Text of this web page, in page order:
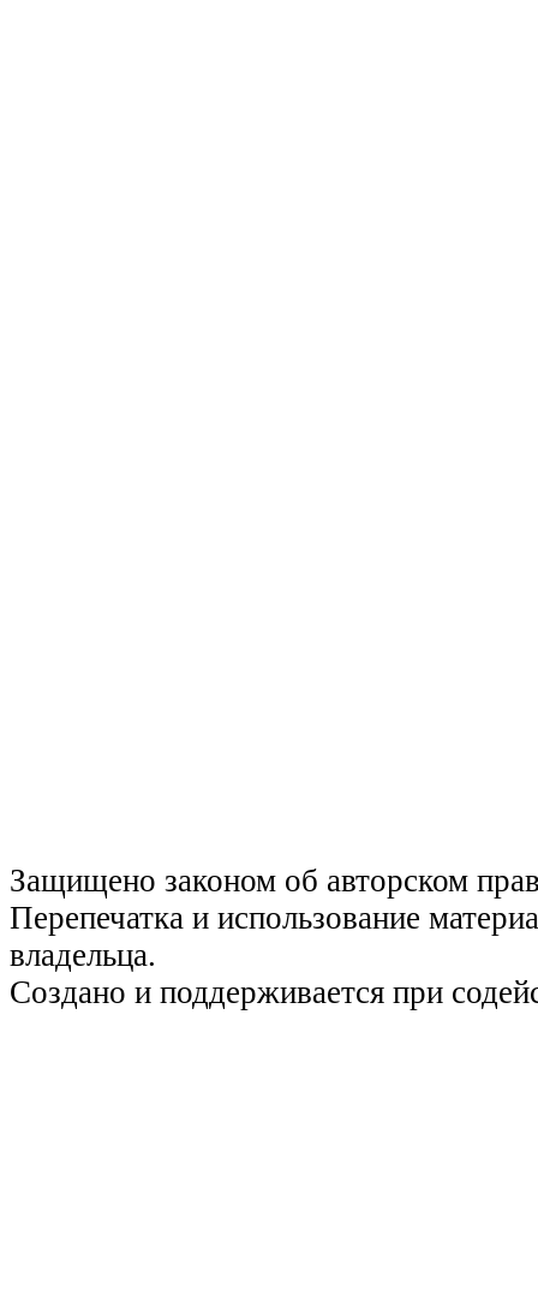
Защищено законом об авторском
Перепечатка и использование
владельца.
Создано и поддерживается при